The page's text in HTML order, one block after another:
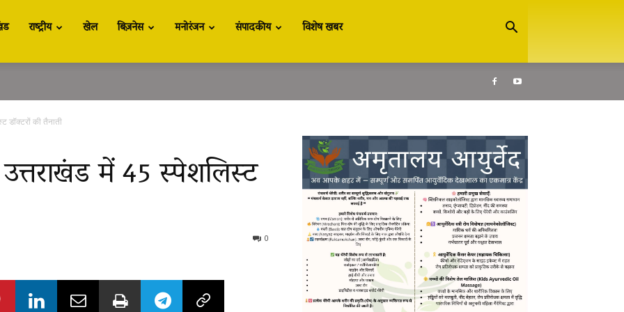
राष्ट्रीय खेल बिज़नेस मनोरंजन संपादकीय विशेष खबर
डॉक्टरों की तैनाती
में 45 स्पेशलिस्ट
0